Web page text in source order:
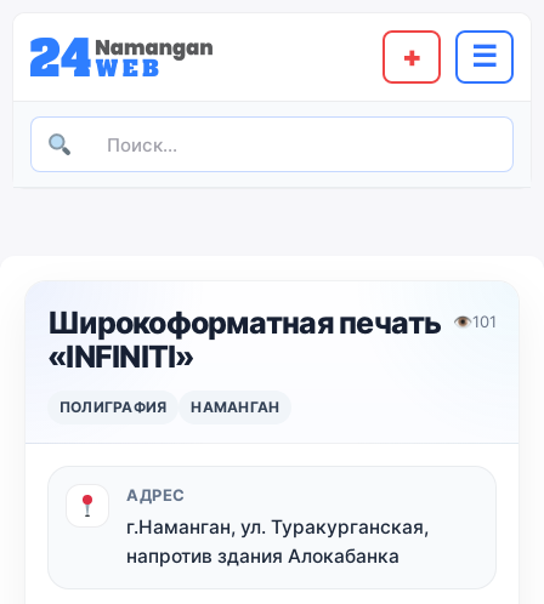
+ ☰
Широкоформатная печать
«INFINITI»
👁101
ПОЛИГРАФИЯ НАМАНГАН
АДРЕС
г.Наманган, ул. Туракурганская,
напротив здания Алокабанка